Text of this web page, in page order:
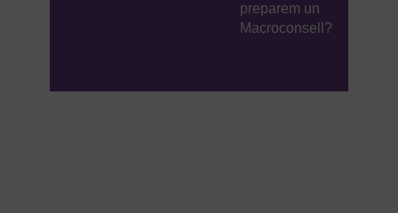
preparem un
Macroconsell?